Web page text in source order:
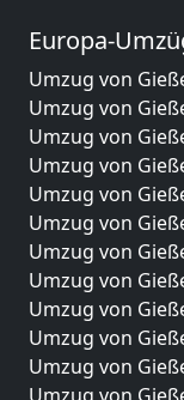
Europa-
Umzug von
Umzug von
Umzug von
Umzug von
Umzug von
Umzug von
Umzug von
Umzug von
Umzug von
Umzug von
Umzug von
Umzug von